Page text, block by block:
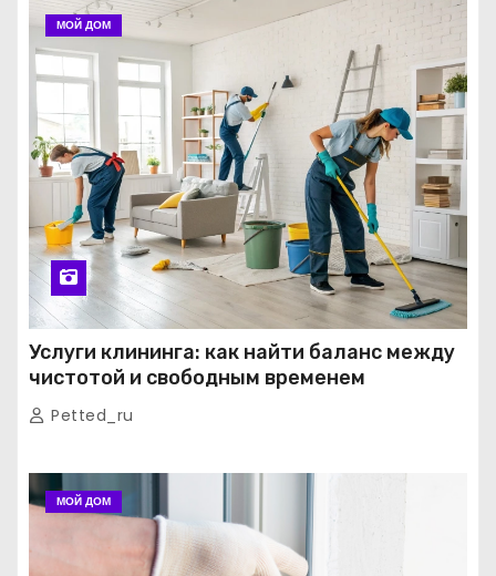
МОЙ ДОМ
Услуги клининга: как найти баланс между
чистотой и свободным временем
Petted_ru
МОЙ ДОМ